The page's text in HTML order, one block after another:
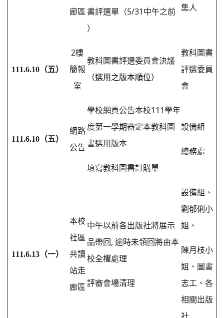
廊區 書評選單（5/31 中午之前
）
集人
111.6.10 （五）
2樓
簡報
室
教科圖書評選委員會決議
（選用之版本順位）
教科圖書
評選委員
會
111.6.10 （五）
網路
公告
學校網頁公告本校111學年
度第一學期審定本教科圖
書選用版本
填寫教科圖書訂購單
設備組
總務處
111.6.13 （一）
本校
社區
共讀
站走
廊區
中午以前各出版社將展示
品帶回 , 逾時未領回將由本
校全權處理
評審會場清理
設備組、
劉郁俐小
姐、
陳月枝小
姐、圖書
志工、各
相關出版
社